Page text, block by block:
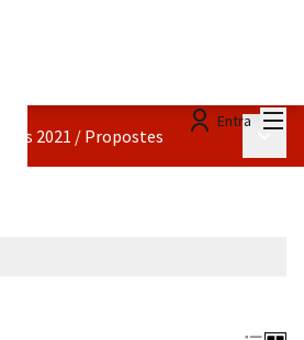
Entra
2021 / Propostes